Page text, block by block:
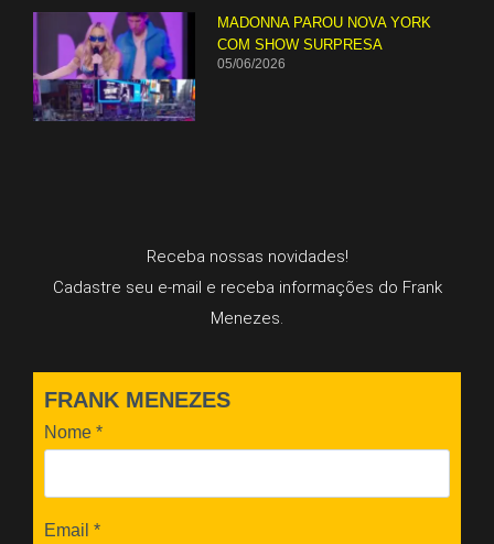
MADONNA PAROU NOVA YORK
COM SHOW SURPRESA
05/06/2026
Receba nossas novidades!
Cadastre seu e-mail e receba informações do Frank
Menezes.
FRANK MENEZES
Nome *
Email *